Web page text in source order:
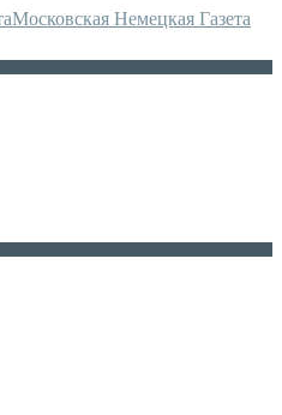
Московская Немецкая Газета